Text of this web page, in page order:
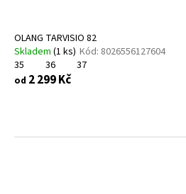
OLANG TARVISIO 82
Skladem (1 ks) Kód: 8026556127604
35
36 37
od 2 299 Kč